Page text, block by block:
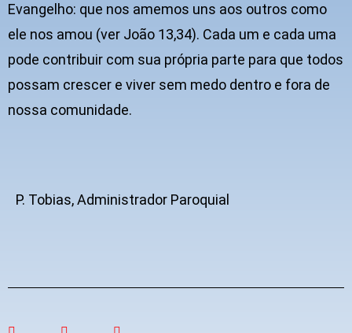
Evangelho: que nos amemos uns aos outros como
ele nos amou (ver João 13,34). Cada um e cada uma
pode contribuir com sua própria parte para que todos
possam crescer e viver sem medo dentro e fora de
nossa comunidade.
P. Tobias, Administrador Paroquial